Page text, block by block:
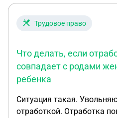
недели до нахождения
возможности, у меня
могу ее пропускать без
Что делать? Шанс с ней
так как на пунктах не
женщина с характером
Трудовое право
Что делать, если
совпадает с родами
ребенка
Ситуация такая.
отработкой. Отработка